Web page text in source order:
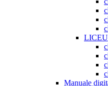
LICEU
Manuale